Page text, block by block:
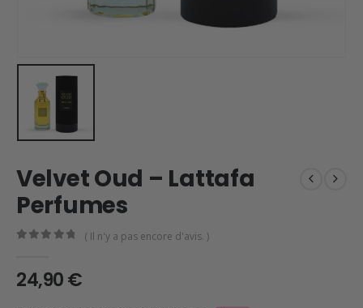
Velvet Oud – Lattafa
Perfumes
( Il n'y a pas encore d'avis. )
24,90€